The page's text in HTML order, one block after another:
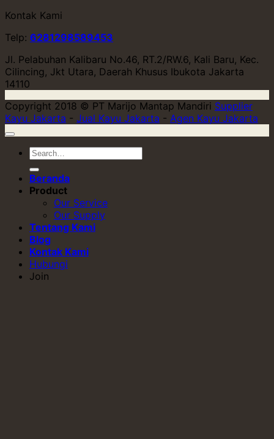
Kontak Kami
Telp: 6281298589453
Jl. Pelabuhan Kalibaru No.46, RT.2/RW.6, Kali Baru, Kec.
Cilincing, Jkt Utara, Daerah Khusus Ibukota Jakarta
14110
Copyright 2018 © PT Marijo Mantap Mandiri Supplier
Kayu Jakarta - Jual Kayu Jakarta - Agen Kayu Jakarta
Beranda
Product
Our Service
Our Supply
Tentang Kami
Blog
Kontak Kami
Hubungi
Join